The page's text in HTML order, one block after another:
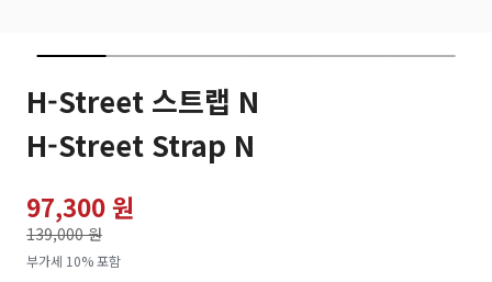
H-Street 스트랩 N
H-Street Strap N
97,300 원
139,000 원
로
부가세 10% 포함